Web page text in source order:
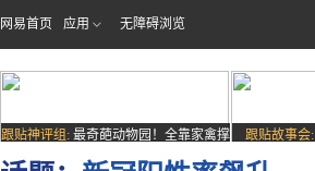
网易首页 应用 无障碍浏览
跟贴神评组: 最奇葩动物园！全靠家禽撑
场子
跟贴故事会: